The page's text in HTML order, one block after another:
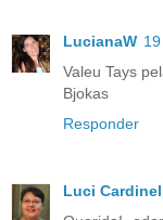
LucianaW
Valeu Tays
Bjokas
Responder
Luci